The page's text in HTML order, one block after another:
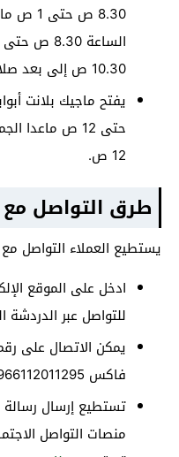
8.30 ص
10.30 ص إلى بعد صلاة الجمعة.
12 ص.
طرق التواصل
يستطيع العملاء التواصل
ادخل على الموقع
للتواصل عبر الدردشة
فاكس 00966112011295.
تستطيع إرسال
منصات التواصل